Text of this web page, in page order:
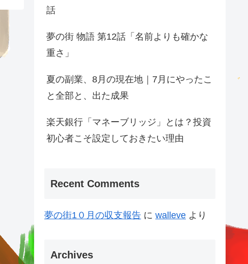
話
夢の街 物語 第12話「名前よりも確かな
重さ」
夏の副業、8月の現在地｜7月にやったこ
と全部と、出た成果
楽天銀行「マネーブリッジ」とは？投資
初心者こそ設定しておきたい理由
Recent Comments
夢の街1０月の収支報告 に walleve より
Archives